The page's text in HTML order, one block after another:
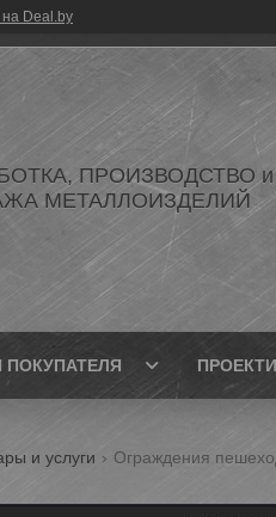
на Deal.by
ПРОИЗВОДСТВО и
МЕТАЛЛОИЗДЕЛИЙ
ПОКУПАТЕЛЯ
и услуги Ограждения